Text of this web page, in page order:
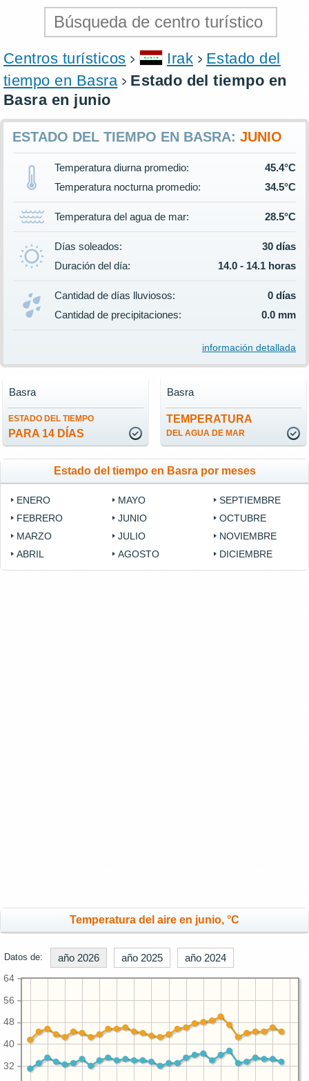
Centros turísticos Irak
Estado del
tiempo en Basra
Estado del tiempo en
Basra en junio
ESTADO DEL TIEMPO EN BASRA: JUNIO
Temperatura diurna promedio:
45.4°C
Temperatura nocturna promedio:
34.5°C
Temperatura del agua de mar: 28.5°C
Días soleados:
30 días
Duración del día:
14.0 - 14.1 horas
Cantidad de días lluviosos:
0 días
Cantidad de precipitaciones:
0.0 mm
información detallada
ESTADO DEL TIEMPO
PARA 14 DÍAS
Basra
TEMPERATURA
DEL AGUA DE MAR
Basra
Estado del tiempo en Basra por meses
ENERO
FEBRERO
MARZO
ABRIL
MAYO
JUNIO
JULIO
AGOSTO
SEPTIEMBRE
OCTUBRE
NOVIEMBRE
DICIEMBRE
Temperatura del aire en junio, °C
Datos de: año 2026 año 2025 año 2024
32
40
48
56
64